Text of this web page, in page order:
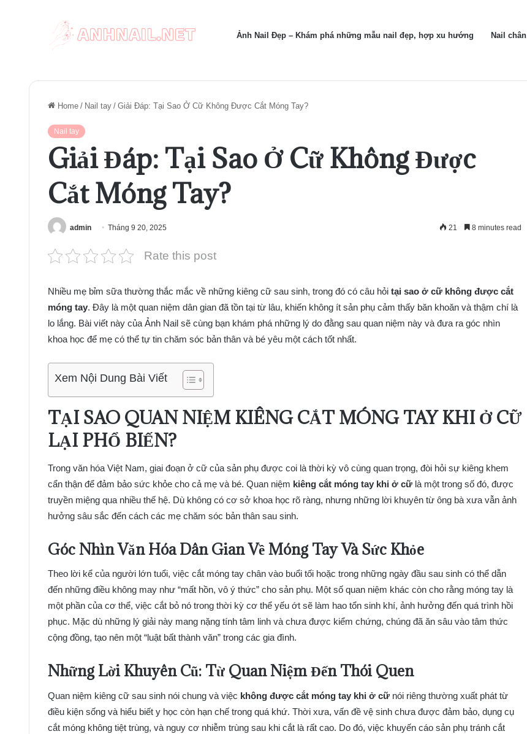
Ảnh Nail Đẹp – Khám phá những mẫu nail đẹp, hợp xu hướng Nail chân
Home / Nail tay / Giải Đáp: Tại Sao Ở Cữ Không Được Cắt Móng Tay?
Nail tay
Giải Đáp: Tại Sao Ở Cữ Không Được
Cắt Móng Tay?
admin Tháng 9 20, 2025 21 8 minutes read
Rate this post
Nhiều mẹ bỉm sữa thường thắc mắc về những kiêng cữ sau sinh, trong đó có câu hỏi tại sao ở cữ không được cắt
móng tay. Đây là một quan niệm dân gian đã tồn tại từ lâu, khiến không ít sản phụ cảm thấy băn khoăn và thậm chí là
lo lắng. Bài viết này của Ảnh Nail sẽ cùng bạn khám phá những lý do đằng sau quan niệm này và đưa ra góc nhìn
khoa học để mẹ có thể tự tin chăm sóc bản thân và bé yêu một cách tốt nhất.
Xem Nội Dung Bài Viết
TẠI SAO QUAN NIỆM KIÊNG CẮT MÓNG TAY KHI Ở CỮ
LẠI PHỔ BIẾN?
Trong văn hóa Việt Nam, giai đoạn ở cữ của sản phụ được coi là thời kỳ vô cùng quan trọng, đòi hỏi sự kiêng khem
cẩn thận để đảm bảo sức khỏe cho cả mẹ và bé. Quan niệm kiêng cắt móng tay khi ở cữ là một trong số đó, được
truyền miệng qua nhiều thế hệ. Dù không có cơ sở khoa học rõ ràng, nhưng những lời khuyên từ ông bà xưa vẫn ảnh
hưởng sâu sắc đến cách các mẹ chăm sóc bản thân sau sinh.
Góc Nhìn Văn Hóa Dân Gian Về Móng Tay Và Sức Khỏe
Theo lời kể của người lớn tuổi, việc cắt móng tay chân vào buổi tối hoặc trong những ngày đầu sau sinh có thể dẫn
đến những điều không may như “mất hồn, vô ý thức” cho sản phụ. Một số quan niệm khác còn cho rằng móng tay là
một phần của cơ thể, việc cắt bỏ nó trong thời kỳ cơ thể yếu ớt sẽ làm hao tổn sinh khí, ảnh hưởng đến quá trình hồi
phục. Mặc dù những lý giải này mang nặng tính tâm linh và chưa được kiểm chứng, chúng đã ăn sâu vào tâm thức
cộng đồng, tạo nên một “luật bất thành văn” trong các gia đình.
Những Lời Khuyên Cũ: Từ Quan Niệm Đến Thói Quen
Quan niệm kiêng cữ sau sinh nói chung và việc không được cắt móng tay khi ở cữ nói riêng thường xuất phát từ
điều kiện sống và hiểu biết y học còn hạn chế trong quá khứ. Thời xưa, vấn đề vệ sinh chưa được đảm bảo, dụng cụ
cắt móng không tiệt trùng, và nguy cơ nhiễm trùng sau khi cắt là rất cao. Do đó, việc khuyến cáo sản phụ tránh cắt